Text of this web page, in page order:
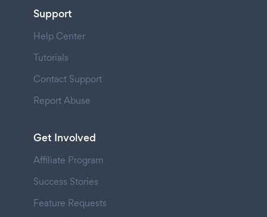
Support
Help Center
Tutorials
Contact Support
Report Abuse
Get Involved
Affiliate Program
Success Stories
Feature Requests